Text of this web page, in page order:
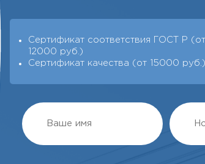
Сертификат соответствия ГОСТ Р (от
12000 руб.)
Сертификат качества (от 15000 руб.)